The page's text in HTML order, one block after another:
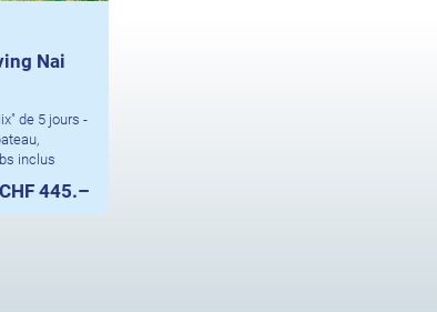
Nai
de 5 jours -
inclus
CHF 445.–